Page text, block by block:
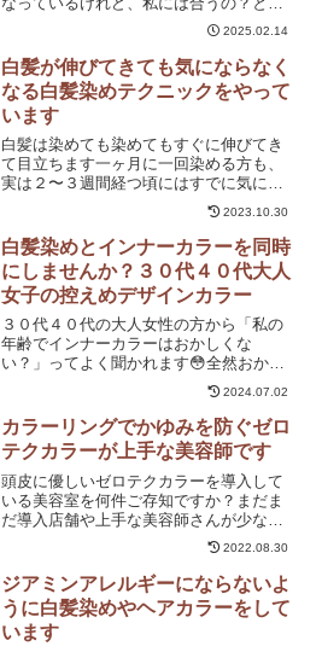
う方も多いですよね。今回は、そのメリ
ットとデメリットをわかりやすくお伝え
します。メリットメリット① 白髪が伸び
ても気になりにくい白髪...
2025.02.14
白髪が伸びてきても気にならなく
なる白髪染めテクニックをやって
います
白髪は染めても染めてもすぐに伸びてき
て目立ちます一ヶ月に一回染める方も、
実は２〜３週間経つ頃にはすでに気にな
っているはずです。残りの１週間を我慢
して過ごす、そんな方は多いのではない
でしょうか？僕は常に白髪染めをされて
いる方のことを考えて研究...
2023.10.30
白髪染めとインナーカラーを同時
にしませんか？３０代４０代大人
女子の控えめデザインカラー
３０代４０代の大人女性の方から「私の
年齢でインナーカラーはおかしくな
い？」ってよく聞かれます😳全然おかし
くないです✨✨大人女性だからこそ、上品
なインナーカラーがオシャレで効果的な
んです髪をかきあげたり、耳に髪をかけ
たりした時にちらっと見え隠...
2024.07.02
カラーリングでかゆみを防ぐゼロ
テクカラーが上手な美容師です
頭皮に優しいゼロテクカラーを導入して
いる美容室を何件ご存知ですか？まだま
だ導入店舗や上手な美容師さんが少ない
と思います、見つけるのも大変です。ジ
ャンクロードビギン銀座では２年以上前
から毎日お客様に【ゼロテクカラー】を
おこなっております。日々...
2022.08.30
ジアミンアレルギーにならないよ
うに白髪染めやヘアカラーをして
います